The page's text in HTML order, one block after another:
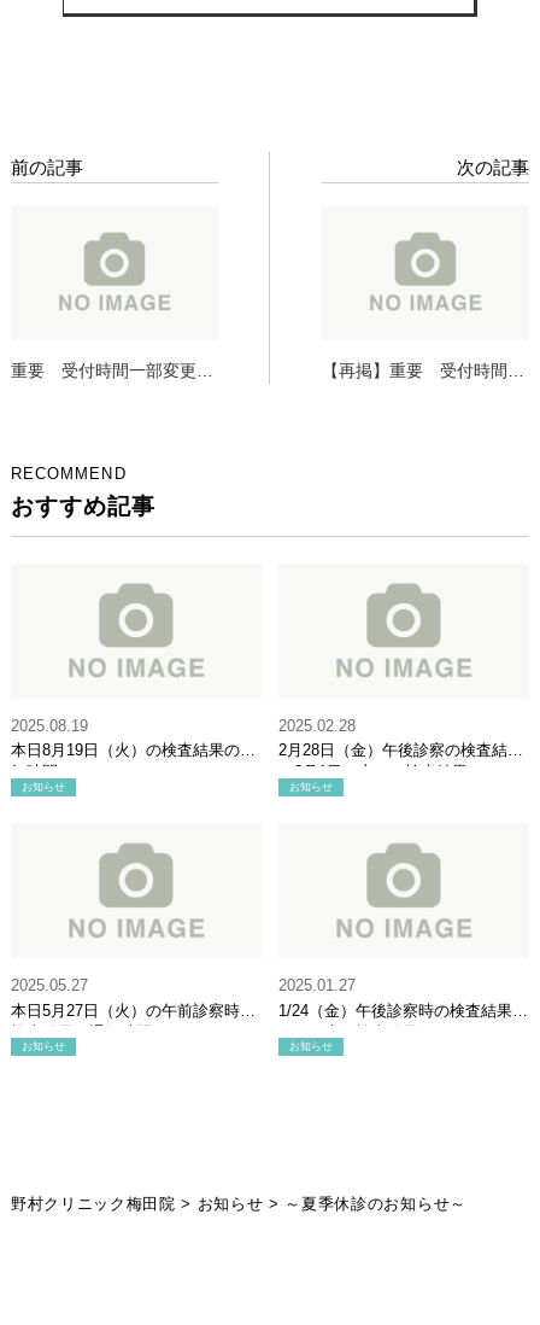
前の記事
重要 受付時間一部変更の
次の記事
【再掲】重要 受付時間一
RECOMMEND
おすすめ記事
本日8月19日（火）の検査結果の通
知時間について
2025.08.19
お知らせ
2月28日（金）午後診察の検査結果
と3月1日（土）の検査結果につい
て
2025.02.28
お知らせ
本日5月27日（火）の午前診察時の
検査結果の通知時間について
2025.05.27
お知らせ
1/24（金）午後診察時の検査結果、
1/25（土）検査結果について
2025.01.27
お知らせ
野村クリニック梅田院 > お知らせ > ～夏季休診のお知らせ～